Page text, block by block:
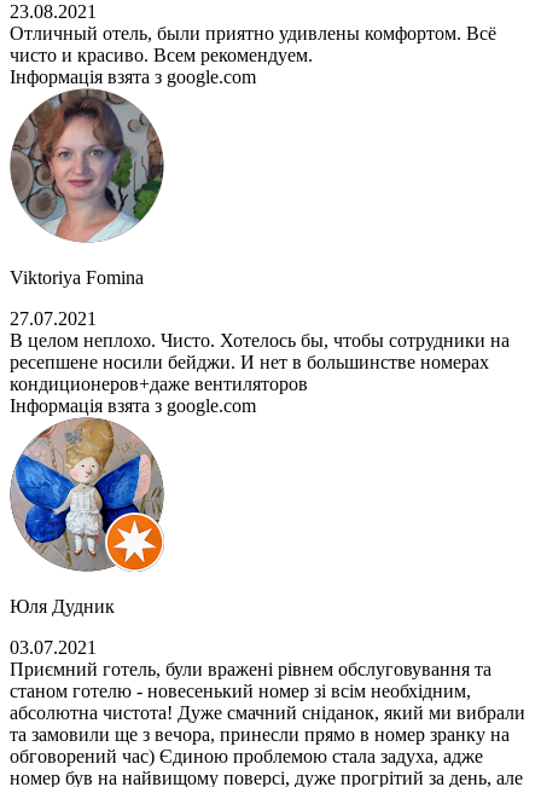
23.08.2021
Отличный отель, были приятно удивлены комфортом. Всё
чисто и красиво. Всем рекомендуем.
Інформація взята з google.com
Viktoriya Fomina
27.07.2021
В целом неплохо. Чисто. Хотелось бы, чтобы сотрудники на
ресепшене носили бейджи. И нет в большинстве номерах
кондиционеров+даже вентиляторов
Інформація взята з google.com
Юля Дудник
03.07.2021
Приємний готель, були вражені рівнем обслуговування та
станом готелю - новесенький номер зі всім необхідним,
абсолютна чистота! Дуже смачний сніданок, який ми вибрали
та замовили ще з вечора, принесли прямо в номер зранку на
обговорений час) Єдиною проблемою стала задуха, адже
номер був на найвищому поверсі, дуже прогрітий за день, але